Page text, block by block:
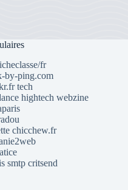
fr
by-ping.com
tech
hightech webzine
chicchew.fr
smtp critsend